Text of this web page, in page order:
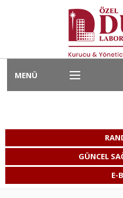
MENÜ
Hizmet Alanlarımız
Kurumsal HizmetlerGÜNCEL
E-